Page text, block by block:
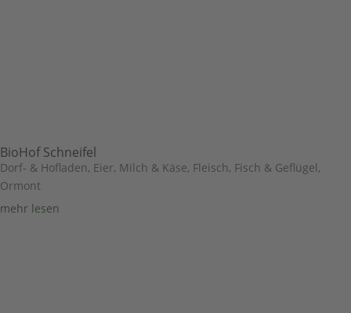
BioHof Schneifel
Dorf- & Hofladen, Eier, Milch & Käse, Fleisch, Fisch & Geflügel,
Ormont
mehr lesen